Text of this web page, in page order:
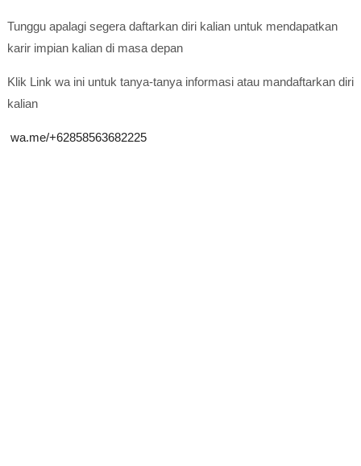
Tunggu apalagi segera daftarkan diri kalian untuk mendapatkan
karir impian kalian di masa depan
Klik Link wa ini untuk tanya-tanya informasi atau mandaftarkan diri
kalian
wa.me/+62858563682225